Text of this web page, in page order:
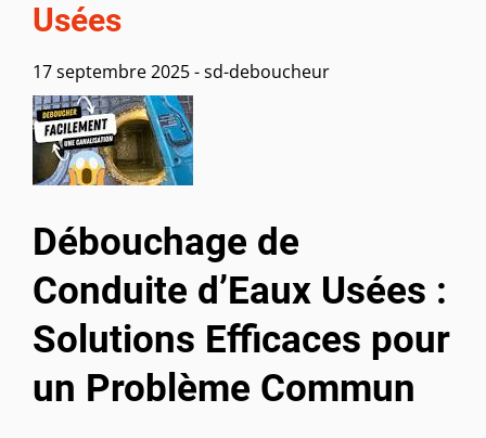
Usées
17 septembre 2025-sd-deboucheur
Débouchage de
Conduite d’Eaux Usées :
Solutions Efficaces pour
un Problème Commun